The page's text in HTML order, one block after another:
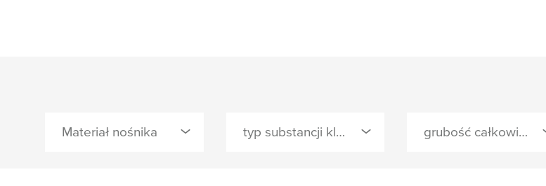
Materiał nośnika typ substancji klejącej grubość całkowita ()